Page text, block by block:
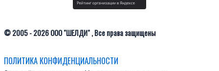
© 2005 - 2026 ООО "ШЕЛДИ" , Все права защищены
ПОЛИТИКА КОНФИДЕНЦИАЛЬНОСТИ